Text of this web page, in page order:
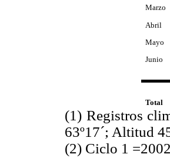
Marzo
Abril
Mayo
Junio
Total
(1) Registros
63º17´; Altitud
(2) Ciclo 1